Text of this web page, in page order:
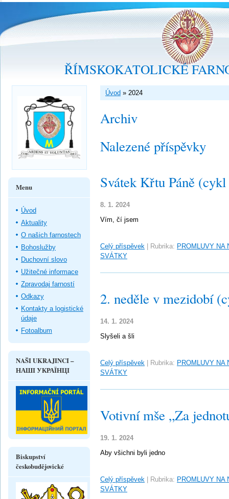
ŘÍMSKOKATOLICKÉ
Úvod » 2024
Archiv
Nalezené příspěvky
Svátek Křtu Páně
8. 1. 2024
Vím, čí jsem
Celý příspěvek Rubrika: PROMLUVY NA
SVÁTKY
2. neděle v mezidobí
14. 1. 2024
Slyšeli a šli
Celý příspěvek Rubrika: PROMLUVY NA
SVÁTKY
Votivní mše „Za
19. 1. 2024
Aby všichni byli jedno
Celý příspěvek Rubrika: PROMLUVY NA
SVÁTKY
Menu
Úvod
Aktuality
O našich farnostech
Bohoslužby
Duchovní slovo
Užitečné informace
Zpravodaj farností
Odkazy
Kontakty a logistické
údaje
Fotoalbum
NAŠI UKRAJINCI –
НАШІ УКРАЇНЦІ
Biskupství
českobudějovické